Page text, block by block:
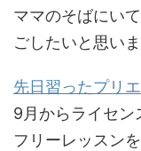
ママのそばにい
ごしたいと思いま
先日習ったプリ
9月からライセン
フリーレッスン